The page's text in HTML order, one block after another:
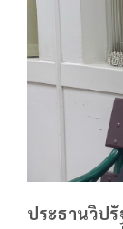
ประธานวิปรั